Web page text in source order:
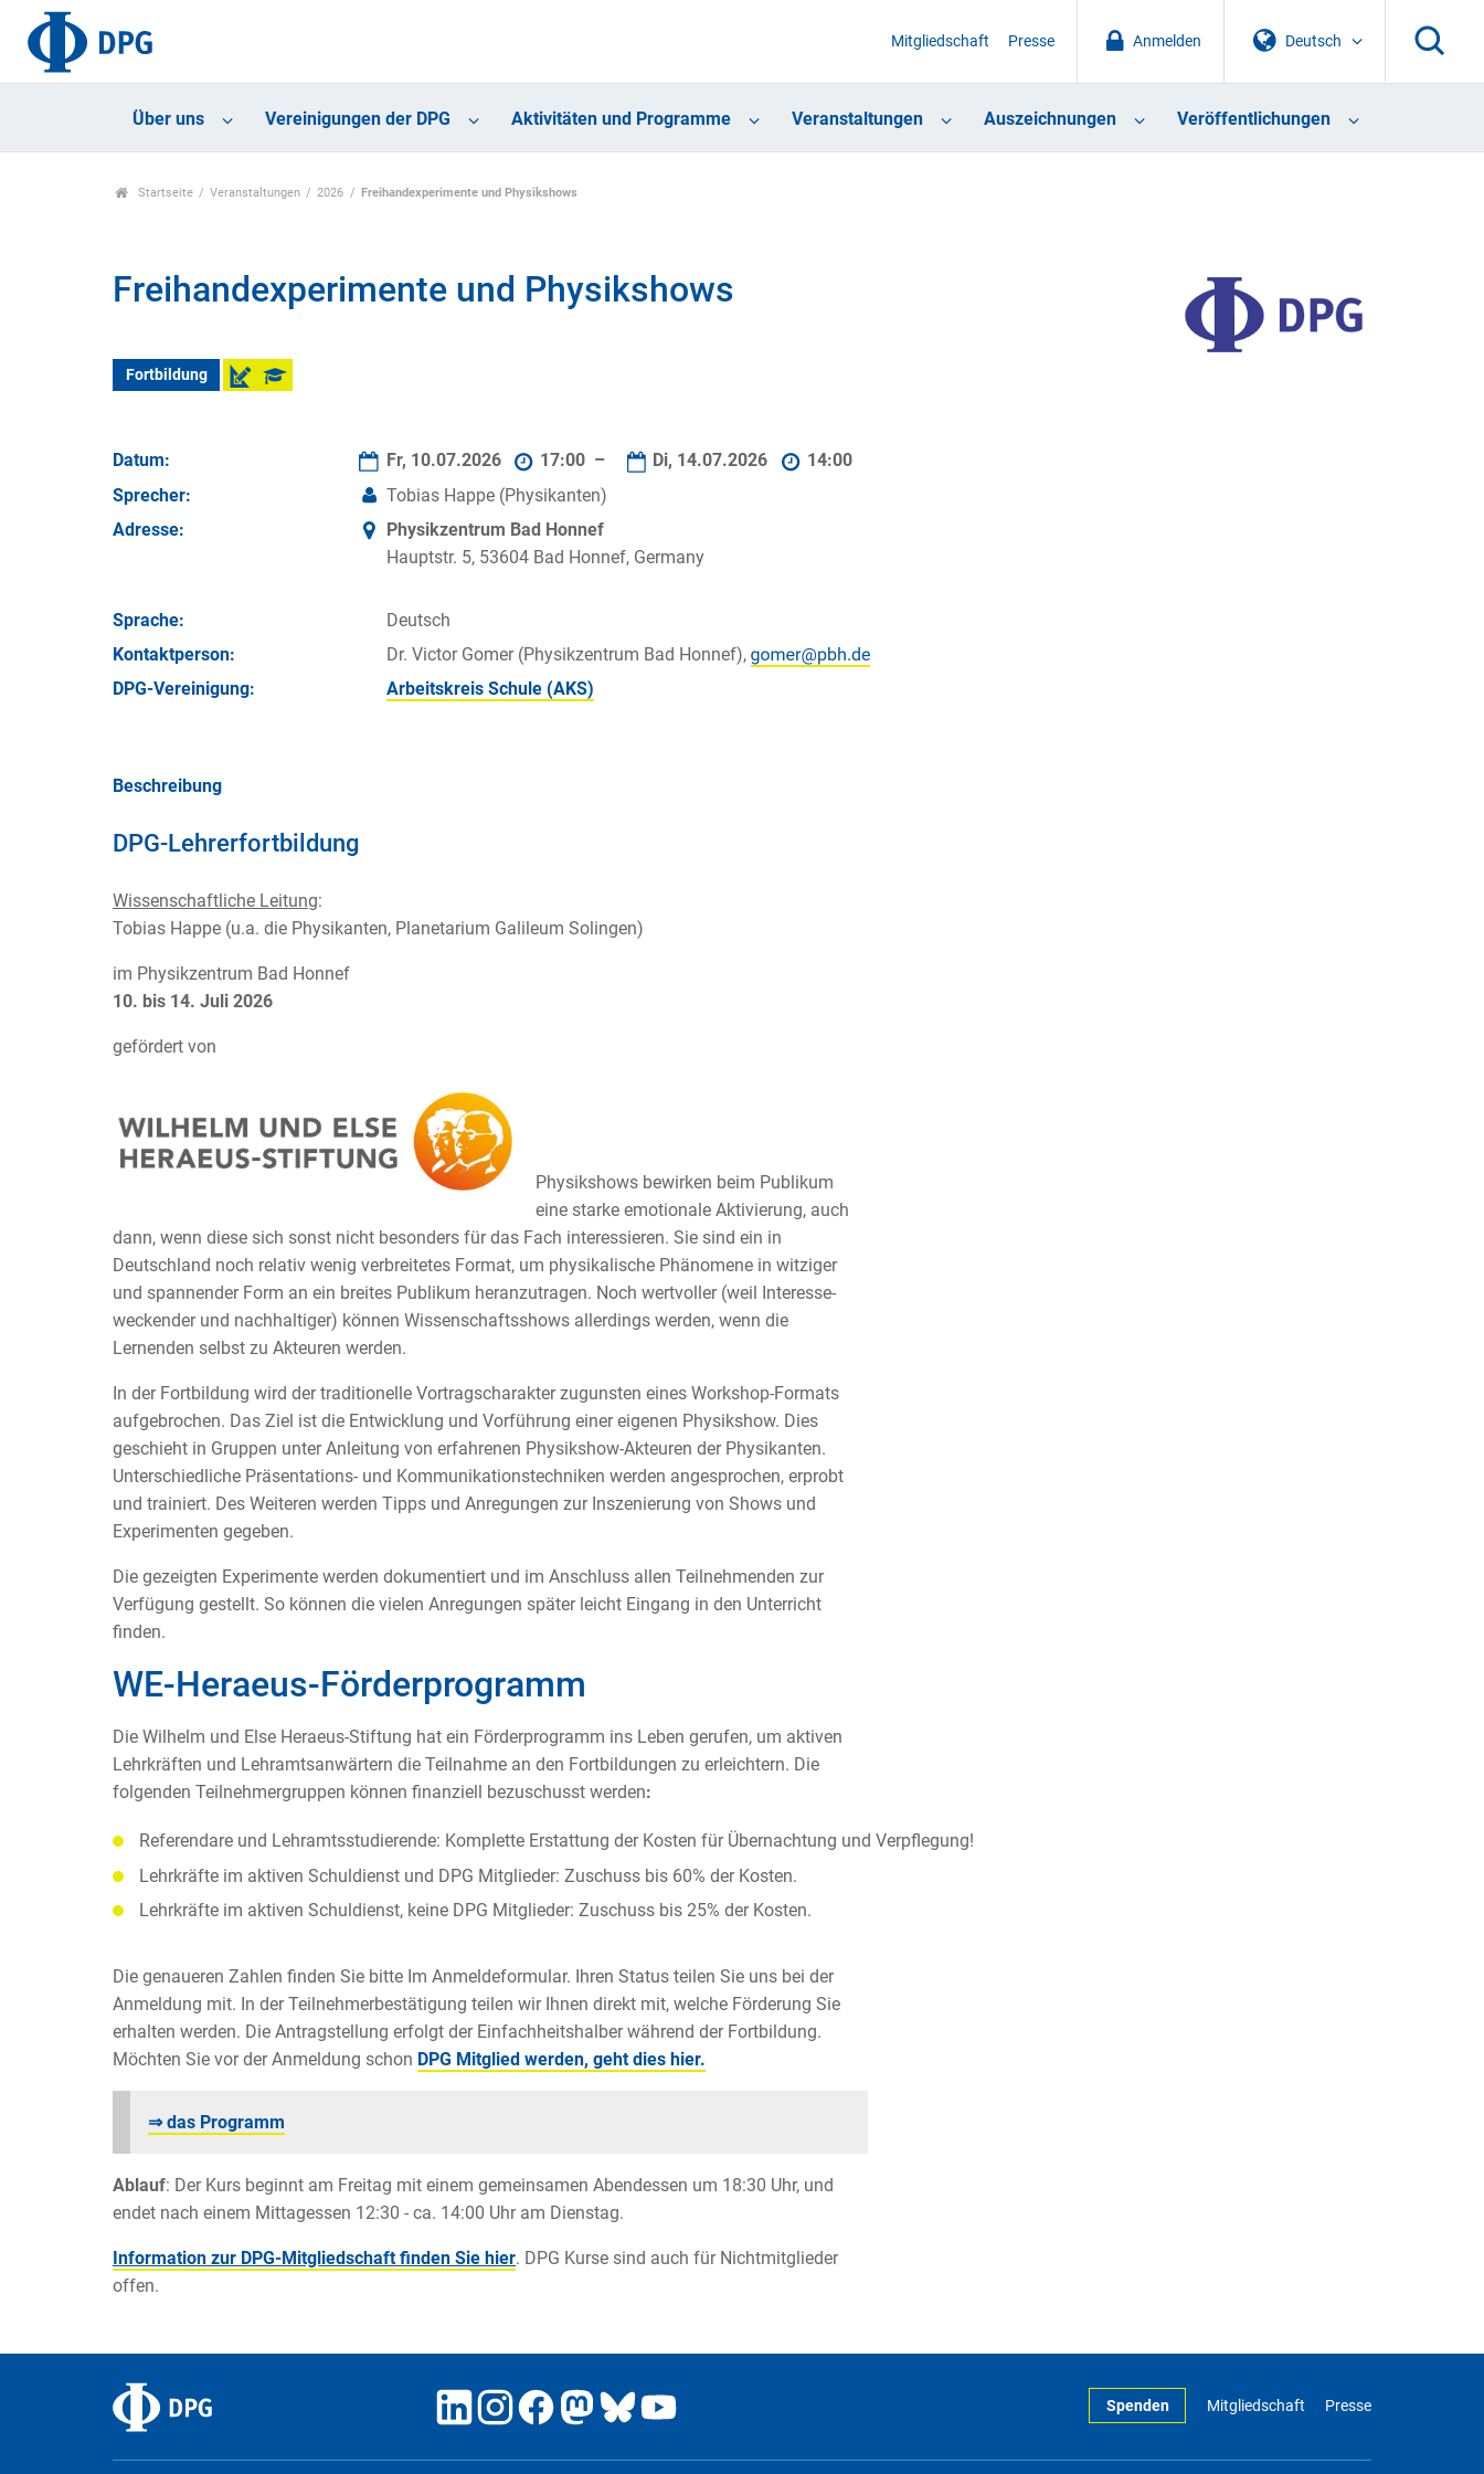
Deutsch
Anmelden
Mitgliedschaft Presse
Über uns Vereinigungen der DPG Aktivitäten und Programme Veranstaltungen Auszeichnungen Veröffentlichungen
Startseite Veranstaltungen 2026 Freihandexperimente und Physikshows
Freihandexperimente und Physikshows
Fortbildung
Datum: Fr, 10.07.2026 17:00 – Di, 14.07.2026
14:00
Sprecher:
Tobias Happe (Physikanten)
Adresse:
Physikzentrum Bad Honnef
Hauptstr. 5, 53604 Bad Honnef, Germany
Sprache:
Deutsch
Kontakt­person:
Dr. Victor Gomer (Physikzentrum Bad Honnef),
DPG-Vereinigung:
Arbeitskreis Schule (AKS)
Beschreibung
DPG-Lehrerfortbildung
Wissenschaftliche Leitung:
Tobias Happe (u.a. die Physikanten, Planetarium Galileum Solingen)
im Physikzentrum Bad Honnef
10. bis 14. Juli 2026
gefördert von
Physikshows bewirken beim Publikum
eine starke emotionale Aktivierung, auch
dann, wenn diese sich sonst nicht besonders für das Fach interessieren. Sie sind ein in
Deutschland noch relativ wenig verbreitetes Format, um physikalische Phänomene in witziger
und spannender Form an ein breites Publikum heranzutragen. Noch wertvoller (weil Interesse-
weckender und nachhaltiger) können Wissenschaftsshows allerdings werden, wenn die
Lernenden selbst zu Akteuren werden.
In der Fortbildung wird der traditionelle Vortragscharakter zugunsten eines Workshop-Formats
aufgebrochen. Das Ziel ist die Entwicklung und Vorführung einer eigenen Physikshow. Dies
geschieht in Gruppen unter Anleitung von erfahrenen Physikshow-Akteuren der Physikanten.
Unterschiedliche Präsentations- und Kommunikationstechniken werden angesprochen, erprobt
und trainiert. Des Weiteren werden Tipps und Anregungen zur Inszenierung von Shows und
Experimenten gegeben.
Die gezeigten Experimente werden dokumentiert und im Anschluss allen Teilnehmenden zur
Verfügung gestellt. So können die vielen Anregungen später leicht Eingang in den Unterricht
finden.
WE-Heraeus-Förderprogramm
Die Wilhelm und Else Heraeus-Stiftung hat ein Förderprogramm ins Leben gerufen, um aktiven
Lehrkräften und Lehramtsanwärtern die Teilnahme an den Fortbildungen zu erleichtern. Die
folgenden Teilnehmergruppen können finanziell bezuschusst werden:
Referendare und Lehramtsstudierende: Komplette Erstattung der Kosten für Übernachtung und Verpflegung!
Lehrkräfte im aktiven Schuldienst und DPG Mitglieder: Zuschuss bis 60% der Kosten.
Lehrkräfte im aktiven Schuldienst, keine DPG Mitglieder: Zuschuss bis 25% der Kosten.
Die genaueren Zahlen finden Sie bitte Im Anmeldeformular. Ihren Status teilen Sie uns bei der
Anmeldung mit. In der Teilnehmerbestätigung teilen wir Ihnen direkt mit, welche Förderung Sie
erhalten werden. Die Antragstellung erfolgt der Einfachheitshalber während der Fortbildung.
Möchten Sie vor der Anmeldung schon DPG Mitglied werden, geht dies hier.
⇒ das Programm
Ablauf: Der Kurs beginnt am Freitag mit einem gemeinsamen Abendessen um 18:30 Uhr, und
endet nach einem Mittagessen 12:30 - ca. 14:00 Uhr am Dienstag.
Information zur DPG-Mitgliedschaft finden Sie hier. DPG Kurse sind auch für Nichtmitglieder
offen.
Spenden Mitgliedschaft Presse